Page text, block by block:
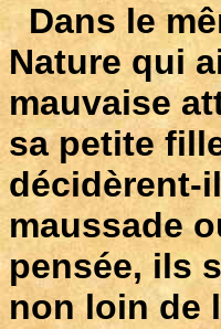
Dans le
Nature qui
mauvaise
sa petite
décidèrent-
maussade
pensée, ils
non loin de